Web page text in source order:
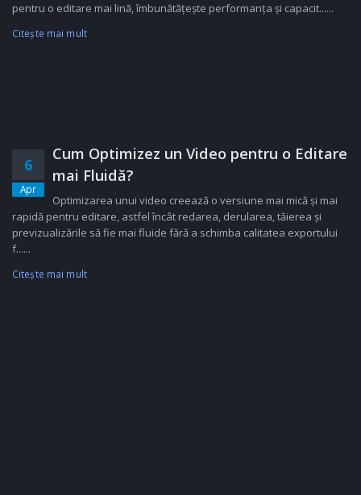
pentru o editare mai lină, îmbunătățește performanța și capacit......
Citeşte mai mult
6
Apr
Cum Optimizez un Video pentru o Editare
mai Fluidă?
Optimizarea unui video creează o versiune mai mică și mai
rapidă pentru editare, astfel încât redarea, derularea, tăierea și
previzualizările să fie mai fluide fără a schimba calitatea exportului
f......
Citeşte mai mult